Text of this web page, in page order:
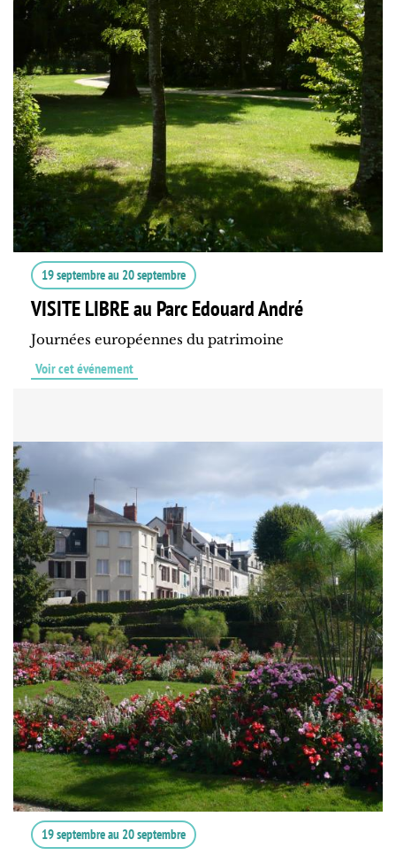
19 septembreau 20 septembre
VISITE LIBRE au Parc Edouard André
Journées européennes du patrimoine
Voir cet événement
19 septembreau 20 septembre